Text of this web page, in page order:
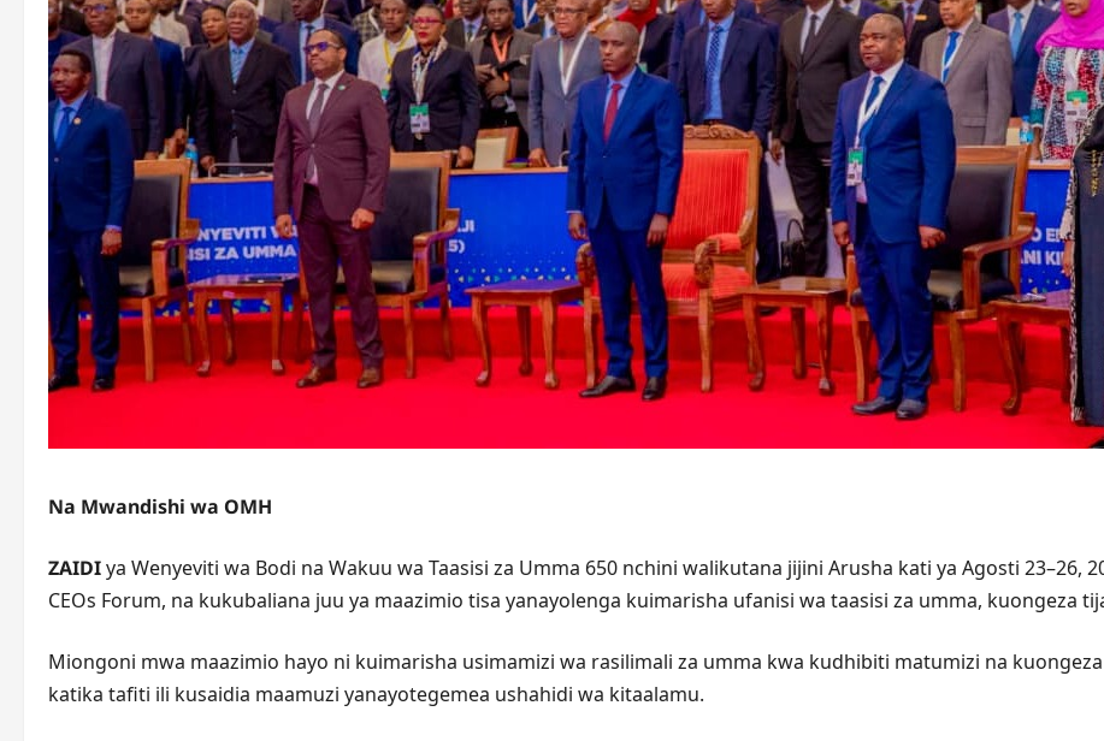
Na Mwandishi wa OMH
ZAIDIya Wenyeviti wa Bodi na Wakuu wa Taasisi za Umma 650 nchini walikutana jijini Arusha kati ya Agosti 23–26,
CEOs Forum, na kukubaliana juu ya maazimio tisa yanayolenga kuimarisha ufanisi wa taasisi za umma, kuongeza
Miongoni mwa maazimio hayo ni kuimarisha usimamizi wa rasilimali za umma kwa kudhibiti matumizi na
katika tafiti ili kusaidia maamuzi yanayotegemea ushahidi wa kitaalamu.